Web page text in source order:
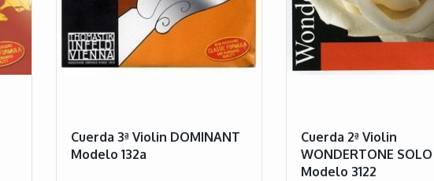
Cuerda 3ª Violin DOMINANT
Modelo 132a
Cuerda 2ª Violin
WONDERTONE SOLO
Modelo 3122